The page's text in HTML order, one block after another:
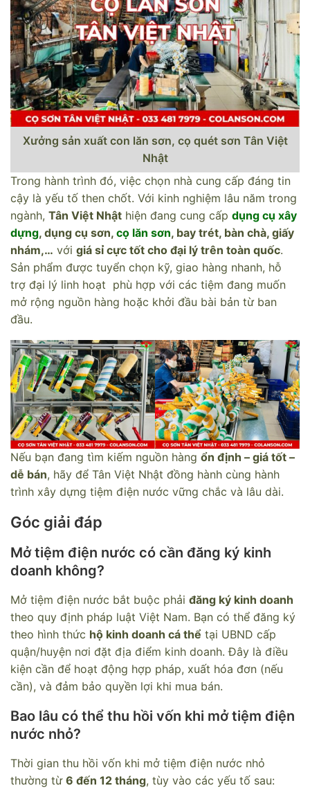
Xưởng sản xuất con lăn sơn, cọ quét sơn Tân Việt
Nhật
Trong hành trình đó, việc chọn nhà cung cấp đáng tin
cậy là yếu tố then chốt. Với kinh nghiệm lâu năm trong
ngành, Tân Việt Nhật hiện đang cung cấp dụng cụ xây
dựng, dụng cụ sơn, cọ lăn sơn, bay trét, bàn chà, giấy
nhám,… với giá sỉ cực tốt cho đại lý trên toàn quốc.
Sản phẩm được tuyển chọn kỹ, giao hàng nhanh, hỗ
trợ đại lý linh hoạt phù hợp với các tiệm đang muốn
mở rộng nguồn hàng hoặc khởi đầu bài bản từ ban
đầu.
Nếu bạn đang tìm kiếm nguồn hàng ổn định – giá tốt –
dễ bán, hãy để Tân Việt Nhật đồng hành cùng hành
trình xây dựng tiệm điện nước vững chắc và lâu dài.
Góc giải đáp
Mở tiệm điện nước có cần đăng ký kinh
doanh không?
Mở tiệm điện nước bắt buộc phải đăng ký kinh doanh
theo quy định pháp luật Việt Nam. Bạn có thể đăng ký
theo hình thức hộ kinh doanh cá thể tại UBND cấp
quận/huyện nơi đặt địa điểm kinh doanh. Đây là điều
kiện cần để hoạt động hợp pháp, xuất hóa đơn (nếu
cần), và đảm bảo quyền lợi khi mua bán.
Bao lâu có thể thu hồi vốn khi mở tiệm điện
nước nhỏ?
Thời gian thu hồi vốn khi mở tiệm điện nước nhỏ
thường từ 6 đến 12 tháng, tùy vào các yếu tố sau: